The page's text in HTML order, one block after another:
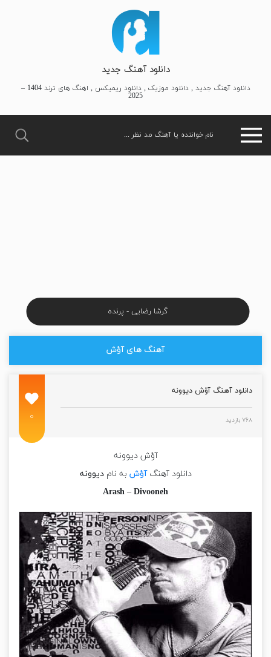
دانلود آهنگ جدید
دانلود آهنگ جدید , دانلود موزیک , دانلود ریمیکس , اهنگ های ترند 1404 –
2025
گرشا رضایی - پرنده
آهنگ های آؤش
دانلود آهنگ آؤش دیوونه
۷۶۸ بازدید ۰
آؤش دیوونه
دانلود آهنگآؤش به نامدیوونه
Arash – Divooneh